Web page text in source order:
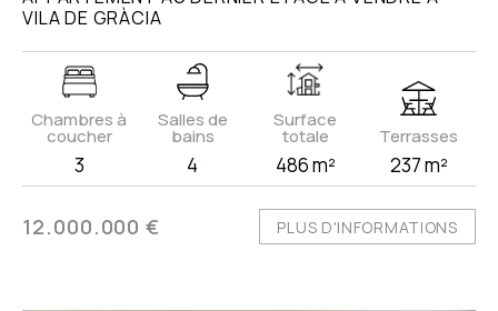
VILA DE GRÀCIA
Chambres à
coucher
3
Salles de
bains
4
Surface
totale
486 m²
Terrasses
237 m²
12.000.000 € PLUS D'INFORMATIONS